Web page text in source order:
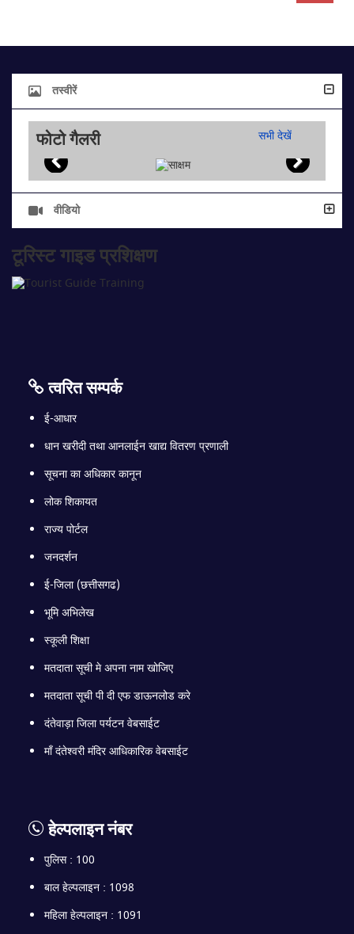
तस्वीरें
फोटो गैलरी सभी देखें
वीडियो
टूरिस्ट गाइड प्रशिक्षण
त्वरित सम्पर्क
ई-आधार
धान खरीदी तथा आनलाईन खाद्य वितरण प्रणाली
सूचना का अधिकार कानून
लोक शिकायत
राज्य पोर्टल
जनदर्शन
ई-जिला (छत्तीसगढ)
भूमि अभिलेख
स्कूली शिक्षा
मतदाता सूची मे अपना नाम खोजिए
मतदाता सूची पी दी एफ डाऊनलोड करे
दंतेवाड़ा जिला पर्यटन वेबसाईट
माँ दंतेश्वरी मंदिर आधिकारिक वेबसाईट
हेल्पलाइन नंबर
पुलिस : 100
बाल हेल्पलाइन : 1098
महिला हेल्पलाइन : 1091